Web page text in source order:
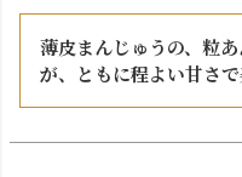
薄皮まんじゅうの、粒
が、ともに程よい甘さで